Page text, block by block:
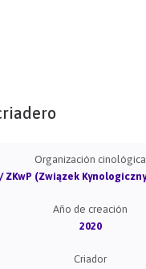
Organización cinológica
/ ZKwP (Związek
Año de creación
2020
Criador